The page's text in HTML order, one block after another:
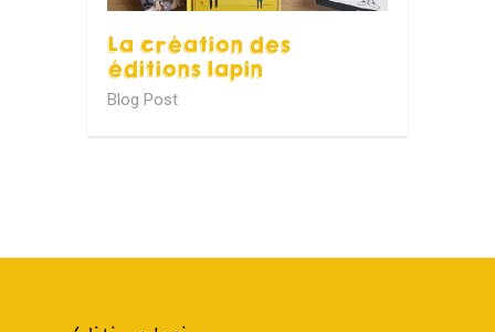
La création des
éditions lapin
Blog Post